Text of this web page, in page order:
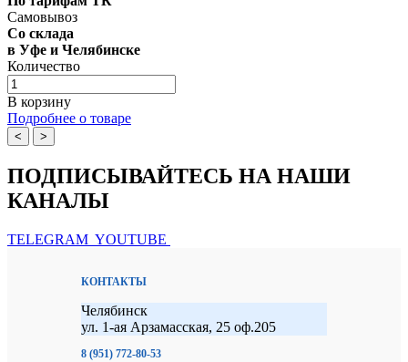
Самовывоз
Со склада
в Уфе и Челябинске
Количество
В корзину
Подробнее о товаре
< >
ПОДПИСЫВАЙТЕСЬ НА НАШИ
КАНАЛЫ
TELEGRAM YOUTUBE
КОНТАКТЫ
Челябинск
ул. 1-ая Арзамасская, 25 оф.205
8 (951) 772-80-53